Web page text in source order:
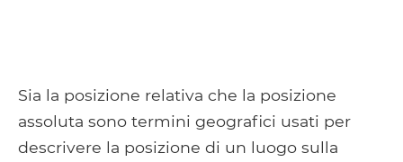
Sia la posizione relativa che la posizione
assoluta sono termini geografici usati per
descrivere la posizione di un luogo sulla